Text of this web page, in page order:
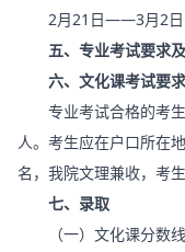
2月21日——3月2日
五、专业考试要求及
六、文化课考试要求
专业考试合格的考生
人。考生应在户口所在
名，我院文理兼收，考
七、录取
（一）文化课分数线